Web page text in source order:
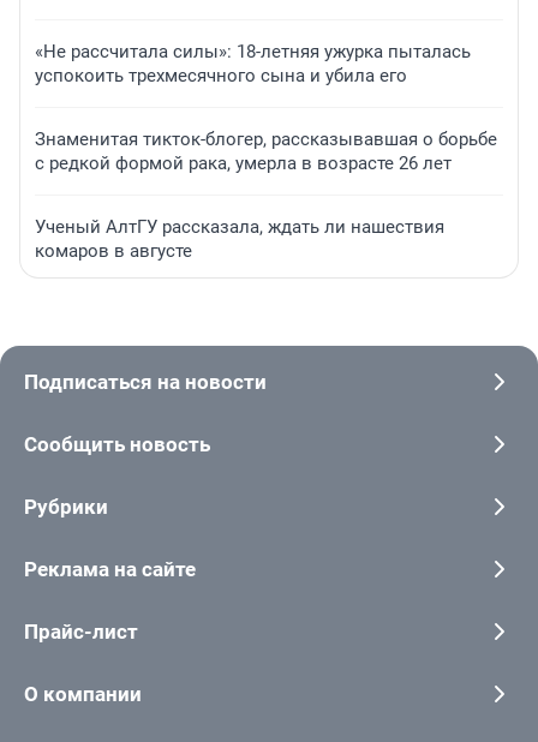
«Не рассчитала силы»: 18-летняя ужурка пыталась
успокоить трехмесячного сына и убила его
Знаменитая тикток-блогер, рассказывавшая о борьбе
с редкой формой рака, умерла в возрасте 26 лет
Ученый АлтГУ рассказала, ждать ли нашествия
комаров в августе
Подписаться на новости
Сообщить новость
Рубрики
Реклама на сайте
Прайс-лист
О компании